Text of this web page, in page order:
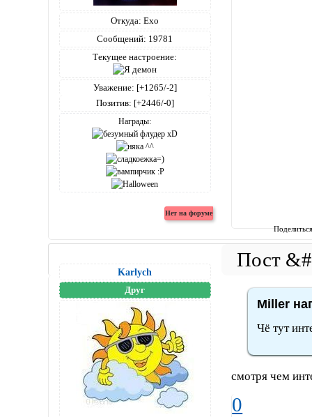
Откуда: Ехо
Сообщений: 19781
Текущее настроение:
Уважение: [+1265/-2]
Позитив: [+2446/-0]
Награды:
Karlych
Друг
Miller
Чё тут
смотря чем
0